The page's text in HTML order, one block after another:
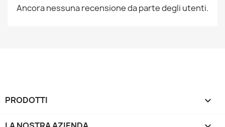
Ancora nessuna recensione da parte degli utenti.
PRODOTTI 